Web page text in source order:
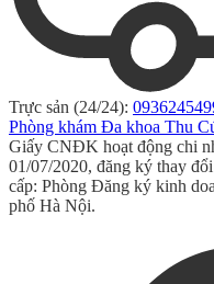
Trực sản (24/24):
Phòng khám Đa khoa Thu
Giấy CNĐK hoạt động chi
01/07/2020, đăng ký thay
cấp: Phòng Đăng ký kinh
phố Hà Nội.